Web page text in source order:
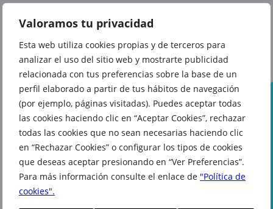
Valoramos tu privacidad
Esta web utiliza cookies propias y de terceros para
analizar el uso del sitio web y mostrarte publicidad
relacionada con tus preferencias sobre la base de un
perfil elaborado a partir de tus hábitos de navegación
(por ejemplo, páginas visitadas). Puedes aceptar todas
las cookies haciendo clic en “Aceptar Cookies”, rechazar
todas las cookies que no sean necesarias haciendo clic
en “Rechazar Cookies” o configurar los tipos de cookies
que deseas aceptar presionando en “Ver Preferencias”.
Para más información consulte el enlace de "Política de
cookies".
También te puede interesar
Segundas
rebajas
en Krack
Colchón
150 x 190
Bedland:
Renovación